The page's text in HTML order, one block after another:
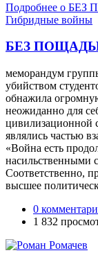
Подробнее о
Гибридные войны
БЕЗ
меморандум
убийством
обнажила
неожиданно для
цивилизационной
являлись частью
«Война есть
насильственными
Соответственно,
высшее
0
1 832